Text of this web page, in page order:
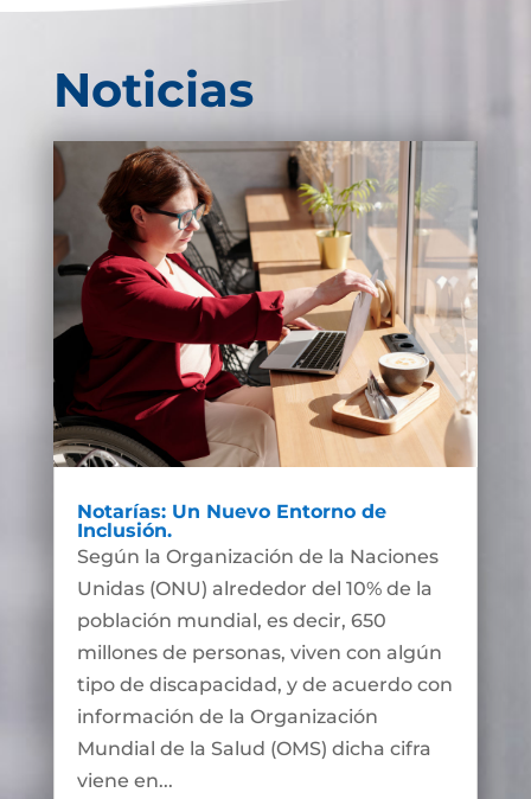
Noticias
Notarías: Un Nuevo Entorno de
Inclusión.
Según la Organización de la Naciones
Unidas (ONU) alrededor del 10% de la
población mundial, es decir, 650
millones de personas, viven con algún
tipo de discapacidad, y de acuerdo con
información de la Organización
Mundial de la Salud (OMS) dicha cifra
viene en...